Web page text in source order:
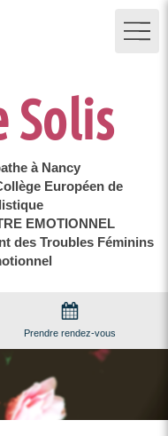
Solis
à Nancy
Européen de
EMOTIONNEL
des Troubles Féminins
Prendre rendez-vous